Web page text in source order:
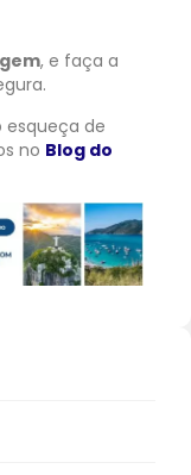
, e faça a
esqueça de
no Blog do